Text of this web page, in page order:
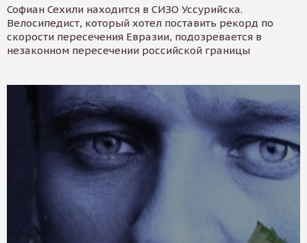
Софиан Сехили находится в СИЗО Уссурийска.
Велосипедист, который хотел поставить рекорд по
скорости пересечения Евразии, подозревается в
незаконном пересечении российской границы